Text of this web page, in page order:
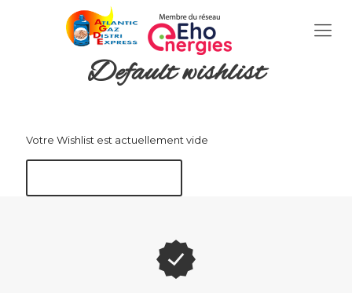
Default wishlist
Votre Wishlist est actuellement vide